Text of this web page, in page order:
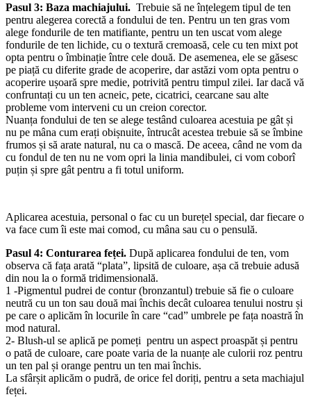
Pasul 3: Baza machiajului. Trebuie să ne înțelegem tipul de ten
pentru alegerea corectă a fondului de ten. Pentru un ten gras vom
alege fondurile de ten matifiante, pentru un ten uscat vom alege
fondurile de ten lichide, cu o textură cremoasă, cele cu ten mixt pot
opta pentru o îmbinație între cele două. De asemenea, ele se găsesc
pe piață cu diferite grade de acoperire, dar astăzi vom opta pentru o
acoperire ușoară spre medie, potrivită pentru timpul zilei. Iar dacă vă
confruntați cu un ten acneic, pete, cicatrici, cearcane sau alte
probleme vom interveni cu un creion corector.
Nuanța fondului de ten se alege testând culoarea acestuia pe gât și
nu pe mâna cum erați obișnuite, întrucât acestea trebuie să se îmbine
frumos și să arate natural, nu ca o mască. De aceea, când ne vom da
cu fondul de ten nu ne vom opri la linia mandibulei, ci vom coborî
puțin și spre gât pentru a fi totul uniform.
Aplicarea acestuia, personal o fac cu un burețel special, dar fiecare o
va face cum îi este mai comod, cu mâna sau cu o pensulă.
Pasul 4: Conturarea feței. După aplicarea fondului de ten, vom
observa că fața arată “plata”, lipsită de culoare, așa că trebuie adusă
din nou la o formă tridimensională.
1 -Pigmentul pudrei de contur (bronzantul) trebuie să fie o culoare
neutră cu un ton sau două mai închis decât culoarea tenului nostru și
pe care o aplicăm în locurile în care “cad” umbrele pe fața noastră în
mod natural.
2- Blush-ul se aplică pe pomeți pentru un aspect proaspăt și pentru
o pată de culoare, care poate varia de la nuanțe ale culorii roz pentru
un ten pal și orange pentru un ten mai închis.
La sfârșit aplicăm o pudră, de orice fel doriți, pentru a seta machiajul
feței.